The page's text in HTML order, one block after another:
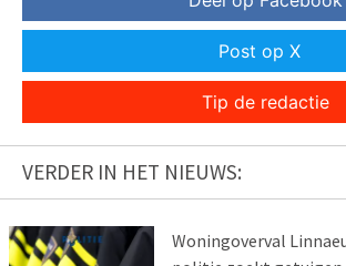
Post op X
Tip de redactie
VERDER IN HET NIEUWS:
Woningoverval